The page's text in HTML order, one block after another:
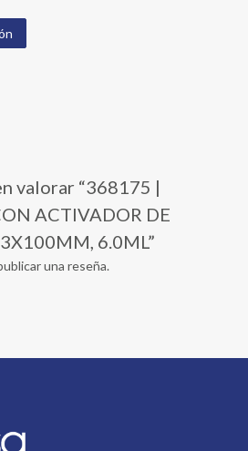
valorar “368175 |
ACTIVADOR DE
6.0ML”
una reseña.